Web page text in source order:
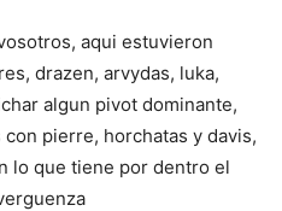
aqui estuvieron
drazen, arvydas, luka,
algun pivot dominante,
pierre, horchatas y davis,
lo que tiene por dentro el